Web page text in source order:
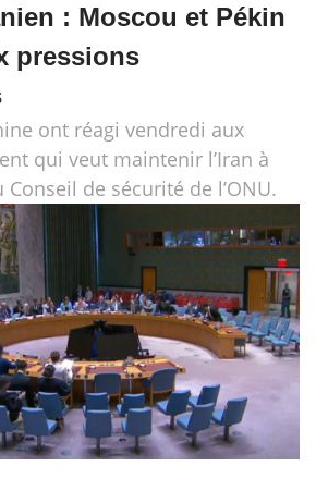
: Moscou et Pékin
pressions
ont réagi vendredi aux
qui veut maintenir l’Iran à
de sécurité de l’ONU.